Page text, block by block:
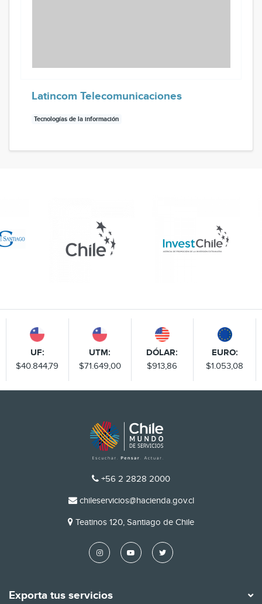
Latincom Telecomunicaciones
Tecnologías de la información
UF:
$40.844,79
UTM:
$71.649,00
DÓLAR:
$913,86
EURO:
$1.053,08
TELÉFONO
+56 2 2828 2000
EMAIL
chileservicios@hacienda.gov.cl
DIRECCIÓN
Teatinos 120, Santiago de Chile
Exporta tus servicios